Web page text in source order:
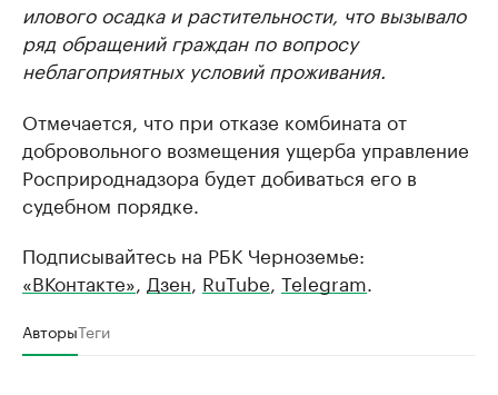
илового осадка и растительности, что вызывало
ряд обращений граждан по вопросу
неблагоприятных условий проживания.
Отмечается, что при отказе комбината от
добровольного возмещения ущерба управление
Росприроднадзора будет добиваться его в
судебном порядке.
Подписывайтесь на РБК Черноземье:
«ВКонтакте», Дзен, RuTube, Telegram.
АвторыТеги